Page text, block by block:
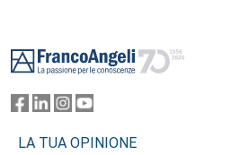
LA TUA OPINIONE